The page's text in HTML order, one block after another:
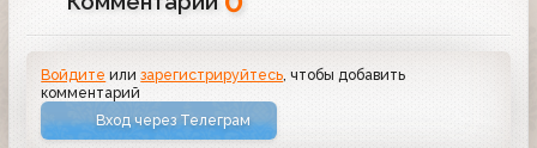
Войдите илизарегистрируйтесь, чтобы добавить
комментарий
Вход через Телеграм